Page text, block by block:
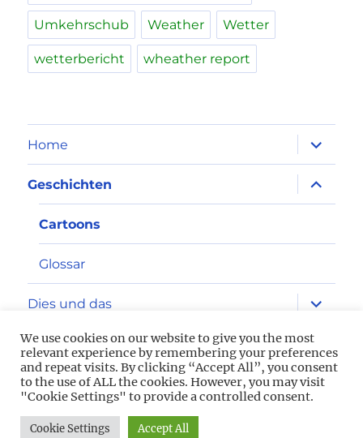
Umkehrschub Weather Wetter
wetterbericht wheather report
Home
öffnen
Geschichten
öffnen
Cartoons
Glossar
Dies und das
öffnen
Impressum
Datenschutz
2013-2026 Aviation Freaks Powered by WordPress
We use cookies on our website to give you the most
relevant experience by remembering your preferences
and repeat visits. By clicking “Accept All”, you consent
to the use of ALL the cookies. However, you may visit
"Cookie Settings" to provide a controlled consent.
Cookie Settings Accept All